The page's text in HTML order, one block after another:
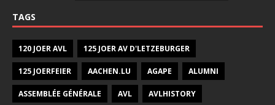
TAGS
120 JOER AVL 125 JOER AV D'LETZEBURGER
125 JOERFEIER AACHEN.LU AGAPE ALUMNI
ASSEMBLÉE GÉNÉRALE AVL AVLHISTORY